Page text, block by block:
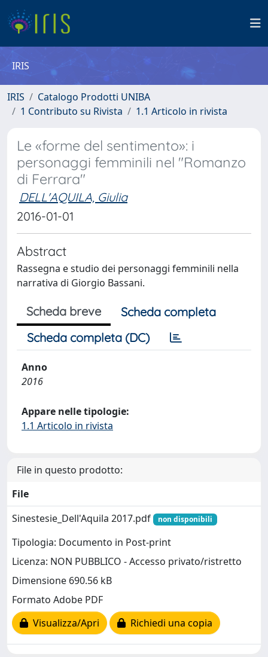
IRIS
IRIS
Catalogo Prodotti UNIBA
1 Contributo su Rivista
1.1 Articolo in rivista
Le «forme del sentimento»: i
personaggi femminili nel "Romanzo
di Ferrara"
DELL'AQUILA, Giulia
2016-01-01
Abstract
Rassegna e studio dei personaggi femminili nella
narrativa di Giorgio Bassani.
Scheda breve
Scheda completa
Scheda completa (DC)
Anno
2016
Appare nelle tipologie:
1.1 Articolo in rivista
File in questo prodotto:
File
Sinestesie_Dell'Aquila 2017.pdf
non disponibili
Tipologia: Documento in Post-print
Licenza: NON PUBBLICO - Accesso privato/ristretto
Dimensione 690.56 kB
Formato Adobe PDF
Visualizza/Apri
Richiedi una copia